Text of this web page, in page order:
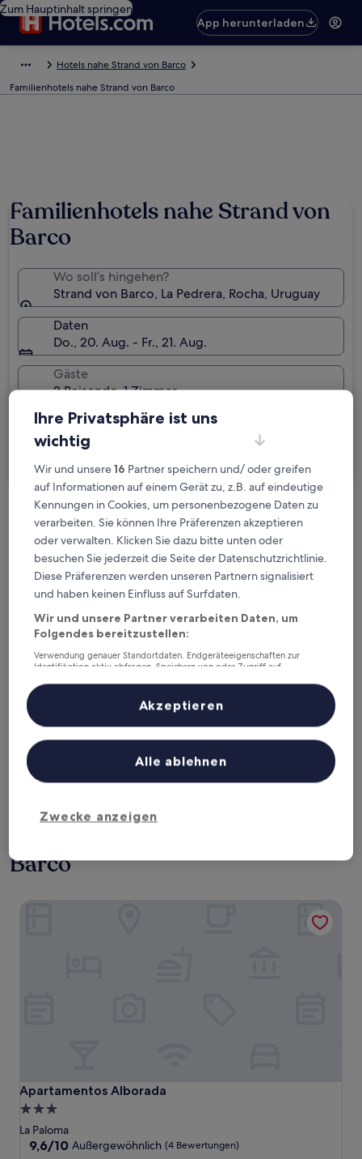
Zum Hauptinhalt springen
App herunterladen
Hotels nahe Strand von Barco
Familienhotels nahe Strand von Barco
Familienhotels nahe Strand von
Barco
Wo soll’s hingehen?
Strand von Barco, La Pedrera, Rocha, Uruguay
Daten
Do., 20. Aug. - Fr., 21. Aug.
Gäste
2 Reisende, 1 Zimmer
Ich reise geschäftlich
Kostenlose Stornierung bei
Planänderungen
Verdiene Prämien für jede
wahrgenommene Übernachtung
Mehr sparen mit Preisen für Mitglieder
Überprüfe die Preise für diese Daten
Heute
Morgen
Dieses Wochenende
Nächstes Wochenende
Barco
Apartamentos Alborada
Apartamentos Alborada
3.0-
Sterne-
Unterkunft
La Paloma
9.6
9,6/10 Außergewöhnlich (4 Bewertungen)
Ihre Privatsphäre ist uns
wichtig
Wir und unsere16 Partner speichern und/ oder greifen
auf Informationen auf einem Gerät zu, z.B. auf eindeutige
Kennungen in Cookies, um personenbezogene Daten zu
verarbeiten. Sie können Ihre Präferenzen akzeptieren
oder verwalten. Klicken Sie dazu bitte unten oder
besuchen Sie jederzeit die Seite der Datenschutzrichtlinie.
Diese Präferenzen werden unseren Partnern signalisiert
und haben keinen Einfluss auf Surfdaten.
Wir und unsere Partner verarbeiten Daten, um
Folgendes bereitzustellen:
Verwendung genauer Standortdaten. Endgeräteeigenschaften zur
Identifikation aktiv abfragen. Speichern von oder Zugriff auf
Inhalte, Messung von Werbeleistung und der Performance von Inhalten,
Zielgruppenforschung sowie Entwicklung und Verbesserung von
Liste der Partner (Lieferanten)
Zwecke anzeigen
Alle ablehnen
Akzeptieren